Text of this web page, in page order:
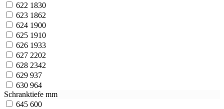
622 1830
623 1862
624 1900
625 1910
626 1933
627 2202
628 2342
629 937
630 964
Schranktiefe mm
645 600